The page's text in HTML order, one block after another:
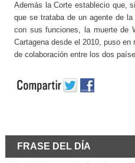
Además la Corte establecio que,
que se trataba de un agente de
con sus funciones, la muerte de
Cartagena desde el 2010, puso
de colaboración entre los dos
FRASE DEL DÍA